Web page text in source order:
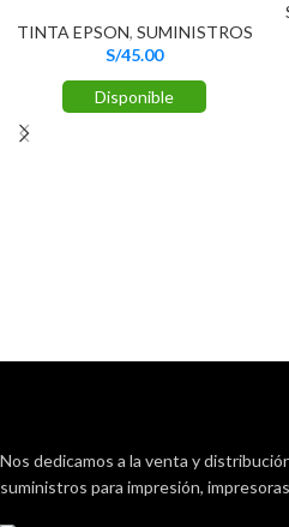
TINTA EPSON, SUMINISTROS
S/45.00
Disponible
Nos dedicamos a la venta y
suministros para impresión,